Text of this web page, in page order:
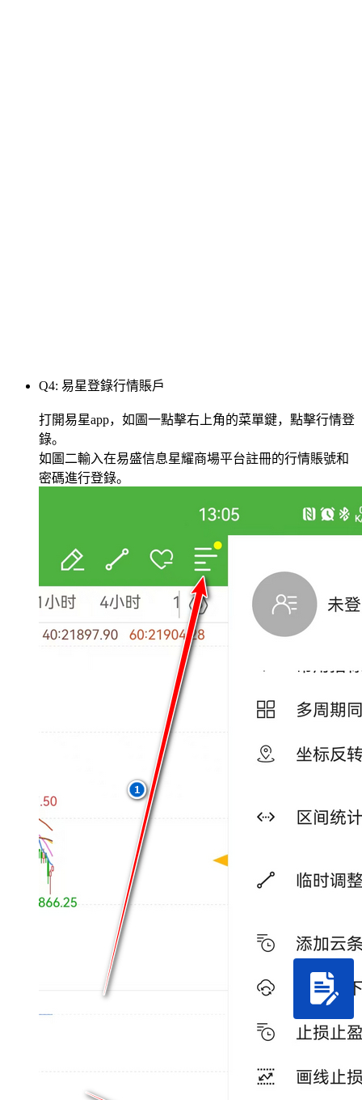
Q4: 易星登錄行情賬戶
打開易星app，如圖一點擊右上角的菜單鍵，點擊行情登
錄。
如圖二輸入在易盛信息星耀商場平台註冊的行情賬號和
密碼進行登錄。